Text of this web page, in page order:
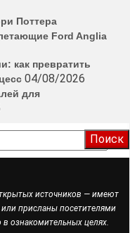
Поттера
Ford Anglia
как превратить
04/08/2026
для
источников — имеют
присланы посетителями
ознакомительных целях.